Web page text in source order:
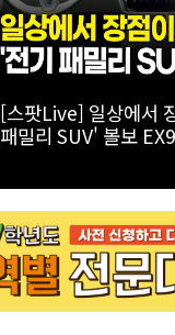
[실전! 해외주식] 광둥
세미', 창업판 상장 도